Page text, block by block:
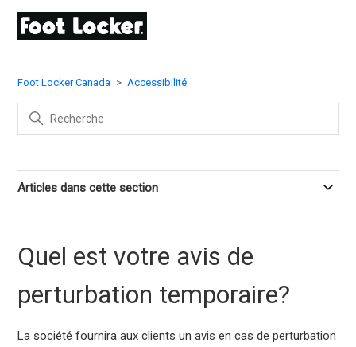
Foot Locker Canada Accessibilité
Articles dans cette section
Quel est votre avis de
perturbation temporaire?
La société fournira aux clients un avis en cas de perturbation